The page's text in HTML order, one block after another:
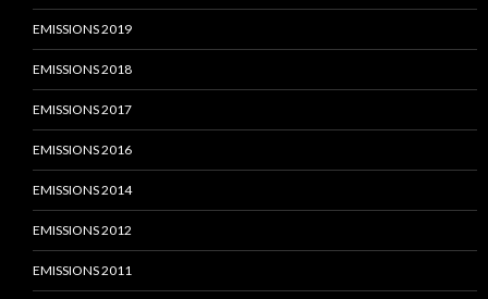
EMISSIONS 2019
EMISSIONS 2018
EMISSIONS 2017
EMISSIONS 2016
EMISSIONS 2014
EMISSIONS 2012
EMISSIONS 2011